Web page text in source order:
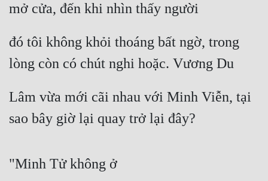
mở cửa, đến khi nhìn thấy người
đó tôi không khỏi thoáng bất ngờ, trong
lòng còn có chút nghi hoặc. Vương Du
Lâm vừa mới cãi nhau với Minh Viễn, tại
sao bây giờ lại quay trở lại đây?
"Minh Tử không ở